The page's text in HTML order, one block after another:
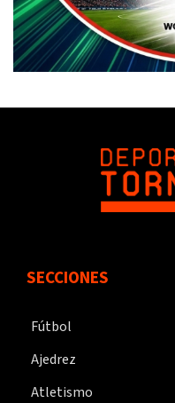
SECCIONES
Fútbol
Ajedrez
Atletismo